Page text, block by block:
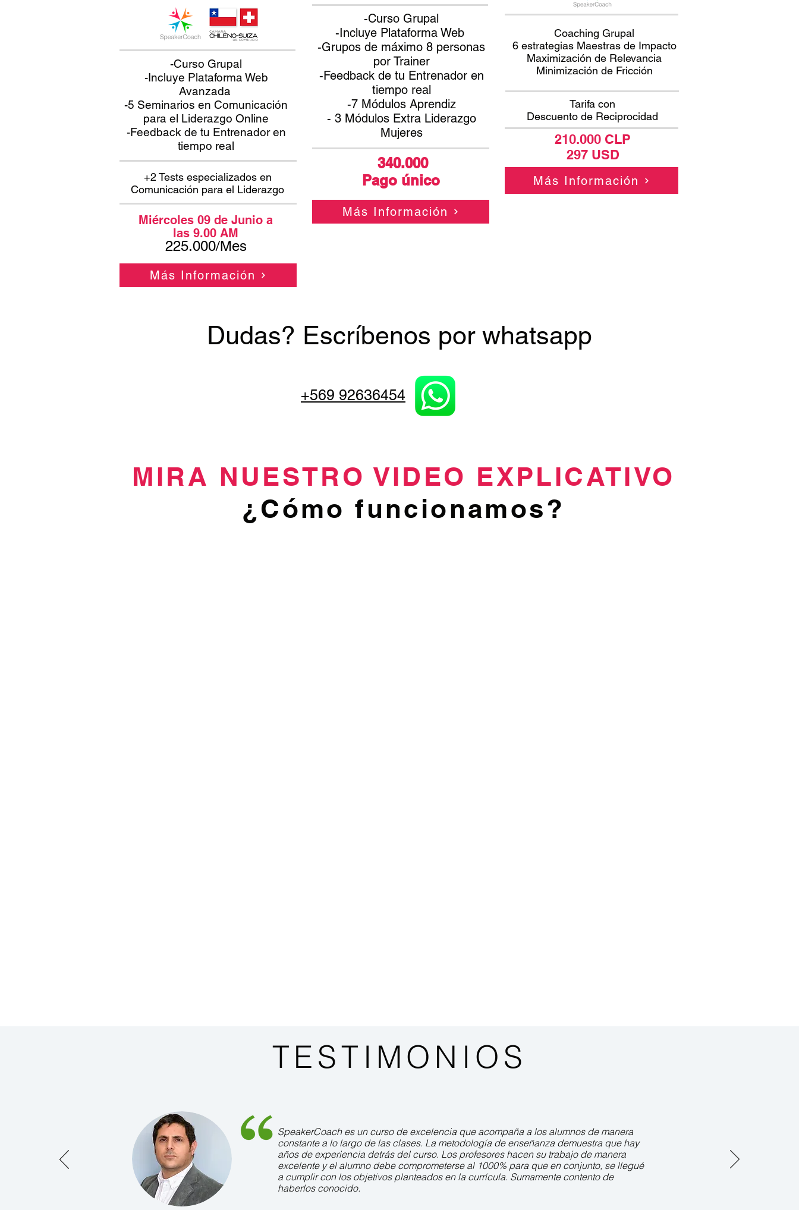
-Curso Grupal
-Incluye Plataforma Web
Avanzada
-5 Seminarios en Comunicación
para el Liderazgo Online
-Feedback de tu Entrenador en
tiempo real​
+2 Tests especializados en
Comunicación para el Liderazgo
Miércoles 09 de Junio a
las 9.00 AM
225.000/Mes
Más Información
-Curso Grupal
-Incluye Plataforma Web
-Grupos de máximo 8 personas
por Trainer
-Feedback de tu Entrenador en
tiempo real​
-7 Módulos Aprendiz​
- 3 Módulos Extra Liderazgo
Mujeres
340.000
Pago único
Más Información
Coaching Grupal
6 estrategias Maestras de Impacto
Maximización de Relevancia
Minimización de Fricción
Tarifa con
Descuento de Reciprocidad
210.000 CLP
297 USD
Más Información
Dudas? Escríbenos por whatsapp
+569 92636454
MIRA NUESTRO VIDEO EXPLICATIVO
¿Cómo funcionamos?
TESTIMONIOS
SpeakerCoach es un curso de excelencia que acompaña a los alumnos de manera
constante a lo largo de las clases. La metodología de enseñanza demuestra que hay
años de experiencia detrás del curso. Los profesores hacen su trabajo de manera
excelente y el alumno debe comprometerse al 1000% para que en conjunto, se llegué
a cumplir con los objetivos planteados en la currícula. Sumamente contento de
haberlos conocido.